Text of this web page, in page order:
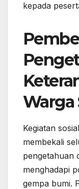
kepada
Warga
Kegiatan
membekali
pengetahuan
menghadapi
gempa bumi.